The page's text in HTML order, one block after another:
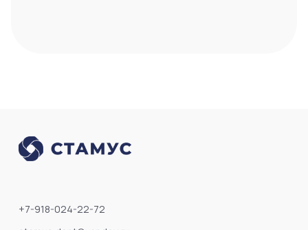
+7-918-024-22-72